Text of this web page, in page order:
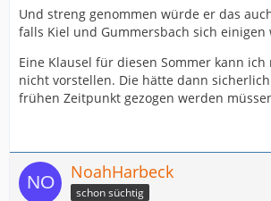
Und streng genommen würde er das
falls Kiel und Gummersbach sich einigen
Eine Klausel für diesen Sommer kann
nicht vorstellen. Die hätte dann
frühen Zeitpunkt gezogen werden
NoahHarbeck
schon süchtig